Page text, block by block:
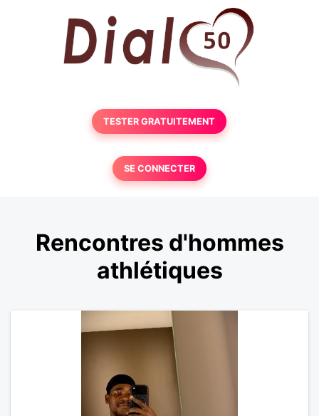
TESTER GRATUITEMENT
SE CONNECTER
Rencontres d'hommes
athlétiques